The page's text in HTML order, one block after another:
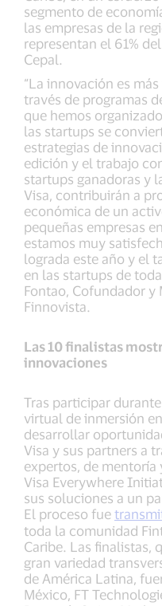
segmento de
las empresas de la
representan el 61%
Cepal.
“La innovación es
través de programas
que hemos
las startups se
estrategias de
edición y el trabajo
startups ganadoras y
Visa, contribuirán a
económica de un
pequeñas empresas
estamos muy
lograda este año y el
en las startups de
Fontao, Cofundador y
Finnovista.
Las 10 finalistas
innovaciones
Tras participar
virtual de inmersión
desarrollar
Visa y sus partners a
expertos, de mentoría
Visa Everywhere
sus soluciones a un
El proceso fue
toda la comunidad
Caribe. Las finalistas,
gran variedad
de América Latina,
México, FT